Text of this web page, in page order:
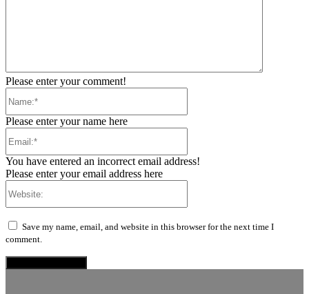
Please enter your comment!
Please enter your name here
You have entered an incorrect email address!
Please enter your email address here
Save my name, email, and website in this browser for the next time I
comment.